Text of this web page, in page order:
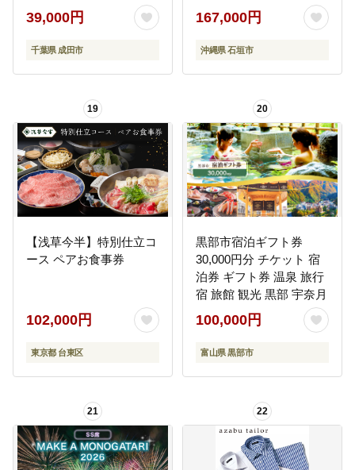
テルランチ ホテルレス
トラン ショーキッチン
スタイル 成田市 千葉県
39,000円
千葉県 成田市
ル ふるさと 旅行 宿泊 チ
ケット クーポン 沖縄県
沖縄 石垣 石垣島 石垣市
167,000円
沖縄県 石垣市
19
【浅草今半】特別仕立コ
ース ペアお食事券
102,000円
東京都 台東区
20
黒部市宿泊ギフト券
30,000円分 チケット 宿
泊券 ギフト券 温泉 旅行
宿 旅館 観光 黒部 宇奈月
100,000円
富山県 黒部市
21 22